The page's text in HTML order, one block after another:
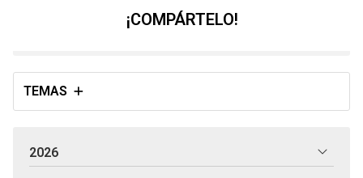
TEMAS
expertos cerrajeros de Pontevedra siempre te dirán que la
simple sustitución se puede complementar con o...
¡COMPÁRTELO!
2026